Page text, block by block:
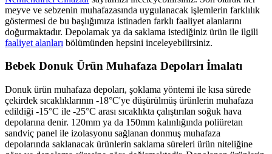
meyve ve sebzenin muhafazasında uygulanacak işlemlerin farklılık
göstermesi de bu başlığımıza istinaden farklı faaliyet alanlarını
doğurmaktadır. Depolamak ya da saklama istediğiniz ürün ile ilgili
faaliyet alanları bölümünden hepsini inceleyebilirsiniz.
Bebek Donuk Ürün Muhafaza Depoları İmalatı
Donuk ürün muhafaza depoları, şoklama yöntemi ile kısa sürede
çekirdek sıcaklıklarının -18°C'ye düşürülmüş ürünlerin muhafaza
edildiği -15°C ile -25°C arası sıcaklıkta çalıştırılan soğuk hava
depolarına denir. 120mm ya da 150mm kalınlığında poliüretan
sandviç panel ile izolasyonu sağlanan donmuş muhafaza
depolarında saklanacak ürünlerin saklama süreleri ürün niteliğine